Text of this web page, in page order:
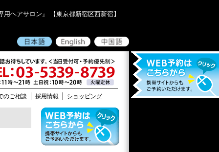
ヘアサロン』 【東京都新宿区西新宿】
のご相談 採用情報 ショッピング
03-5339-8739